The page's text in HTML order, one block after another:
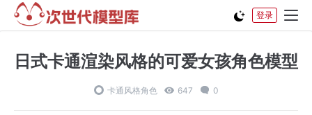
登录
日式卡通渲染风格的可爱女孩角色模型
卡通风格角色 647 0